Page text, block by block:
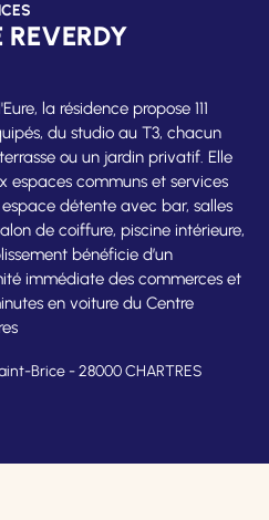
REVERDY
la résidence propose 111
du studio au T3, chacun
ou un jardin privatif. Elle
espaces communs et services
détente avec bar, salles
de coiffure, piscine intérieure,
bénéficie d’un
immédiate des commerces et
en voiture du Centre
Brice - 28000 CHARTRES